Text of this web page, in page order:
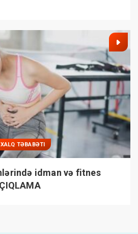
XALQ TƏBABƏTI
idman və fitnes